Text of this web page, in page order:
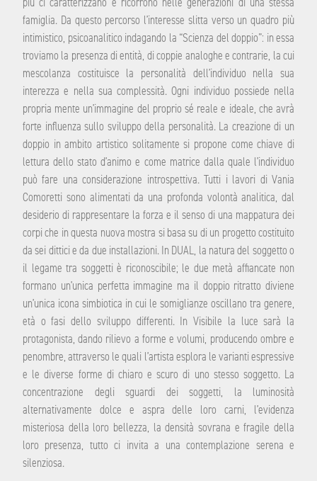
famiglia. Da questo percorso l’interesse slitta verso un quadro più
intimistico, psicoanalitico indagando la “Scienza del doppio”: in essa
troviamo la presenza di entità, di coppie analoghe e contrarie, la cui
mescolanza costituisce la personalità dell’individuo nella sua
interezza e nella sua complessità. Ogni individuo possiede nella
propria mente un’immagine del proprio sé reale e ideale, che avrà
forte influenza sullo sviluppo della personalità. La creazione di un
doppio in ambito artistico solitamente si propone come chiave di
lettura dello stato d’animo e come matrice dalla quale l’individuo
può fare una considerazione introspettiva. Tutti i lavori di Vania
Comoretti sono alimentati da una profonda volontà analitica, dal
desiderio di rappresentare la forza e il senso di una mappatura dei
corpi che in questa nuova mostra si basa su di un progetto costituito
da sei dittici e da due installazioni. In DUAL, la natura del soggetto o
il legame tra soggetti è riconoscibile; le due metà affiancate non
formano un’unica perfetta immagine ma il doppio ritratto diviene
un’unica icona simbiotica in cui le somiglianze oscillano tra genere,
età o fasi dello sviluppo differenti. In Visibile la luce sarà la
protagonista, dando rilievo a forme e volumi, producendo ombre e
penombre, attraverso le quali l’artista esplora le varianti espressive
e le diverse forme di chiaro e scuro di uno stesso soggetto. La
concentrazione degli sguardi dei soggetti, la luminosità
alternativamente dolce e aspra delle loro carni, l’evidenza
misteriosa della loro bellezza, la densità sovrana e fragile della
loro presenza, tutto ci invita a una contemplazione serena e
silenziosa.